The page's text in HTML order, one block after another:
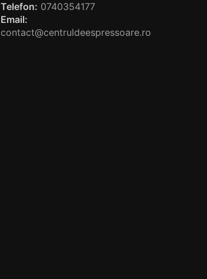
Telefon: 0740354177
Email:
contact@centruldeespressoare.ro